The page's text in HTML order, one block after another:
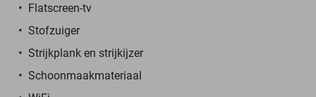
Flatscreen-tv
Stofzuiger
Strijkplank en strijkijzer
Schoonmaakmateriaal